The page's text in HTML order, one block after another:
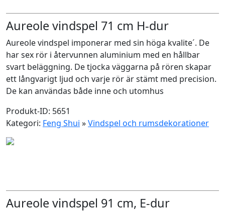
Aureole vindspel 71 cm H-dur
Aureole vindspel imponerar med sin höga kvalite´. De
har sex rör i återvunnen aluminium med en hållbar
svart beläggning. De tjocka väggarna på rören skapar
ett långvarigt ljud och varje rör är stämt med precision.
De kan användas både inne och utomhus
Produkt-ID: 5651
Kategori: Feng Shui »Vindspel och rumsdekorationer
Aureole vindspel 91 cm, E-dur